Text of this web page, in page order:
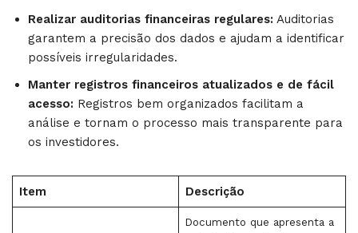
Realizar auditorias financeiras regulares: Auditorias
garantem a precisão dos dados e ajudam a identificar
possíveis irregularidades.
Manter registros financeiros atualizados e de fácil
acesso: Registros bem organizados facilitam a
análise e tornam o processo mais transparente para
os investidores.
Item Descrição
Documento que apresenta a